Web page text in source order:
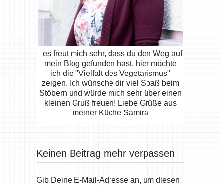
es freut mich sehr, dass du den Weg auf
mein Blog gefunden hast, hier möchte
ich die "Vielfalt des Vegetarismus"
zeigen. Ich wünsche dir viel Spaß beim
Stöbern und würde mich sehr über einen
kleinen Gruß freuen! Liebe Grüße aus
meiner Küche Samira
Keinen Beitrag mehr verpassen
Gib Deine E-Mail-Adresse an, um diesen